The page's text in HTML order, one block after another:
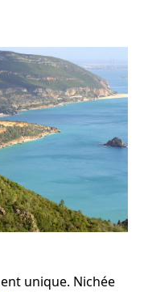
unique. Nichée